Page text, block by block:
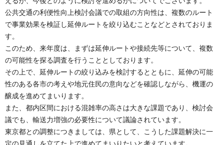
公共交通の利便性向上検討会議での取組の方向性は、複数のルート
で事業効果を検証し延伸ルートを絞り込むことなどとされておりま
す。
このため、来年度は、まずは延伸ルートや接続先等について、複数
の可能性を探る調査を行うこととしております。
その上で、延伸ルートの絞り込みを検討するとともに、延伸の可能
性のある各市の考えや地元住民の意向などを確認しながら、機運の
醸成を進めてまいります。
また、都内区間における混雑率の高さは大きな課題であり、検討会
議でも、輸送力増強の必要性について議論されています。
東京都との調整につきましては、県として、こうした課題解決に一
定の見通しを立てた上で進めてまいりたいと考えています。